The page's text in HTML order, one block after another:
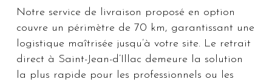
Notre service de livraison proposé en option
couvre un périmètre de 70 km, garantissant une
logistique maîtrisée jusqu’à votre site. Le retrait
direct à Saint-Jean-d’Illac demeure la solution
la plus rapide pour les professionnels ou les